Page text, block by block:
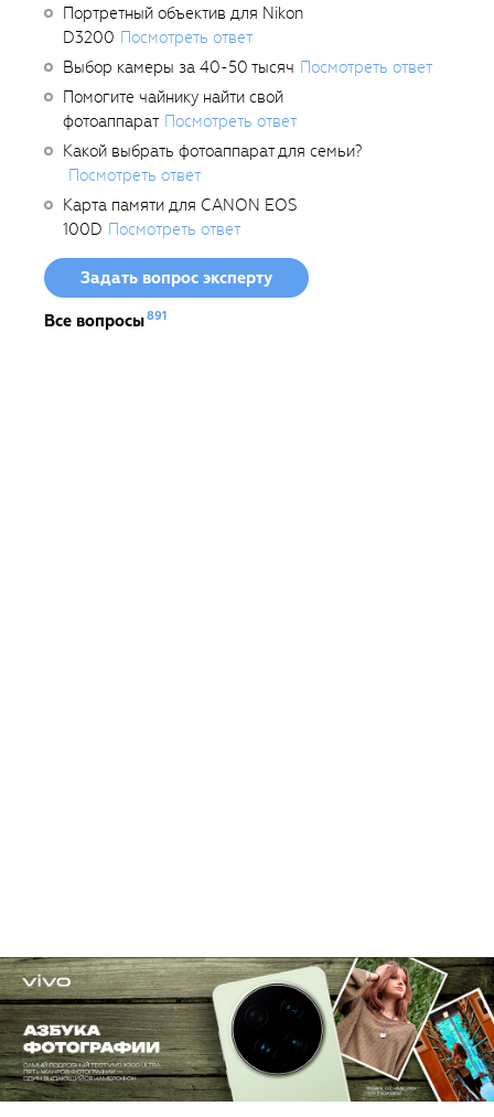
Портретный объектив для Nikon
D3200 Посмотреть ответ
Выбор камеры за 40-50 тысяч Посмотреть ответ
Помогите чайнику найти свой
фотоаппарат Посмотреть ответ
Какой выбрать фотоаппарат для семьи?
Посмотреть ответ
Карта памяти для CANON EOS
100D Посмотреть ответ
Задать вопрос эксперту
Все вопросы891